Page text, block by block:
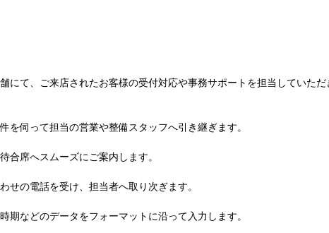
にて、ご来店されたお客様の受付対応や事務サポートを担当していただ
を伺って担当の営業や整備スタッフへ引き継ぎます。
合席へスムーズにご案内します。
せの電話を受け、担当者へ取り次ぎます。
期などのデータをフォーマットに沿って入力します。